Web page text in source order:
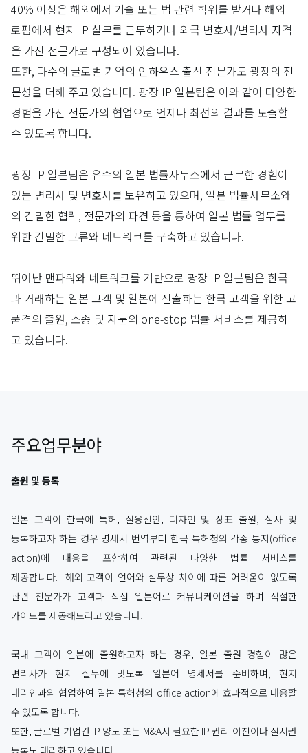
40% 이상은 해외에서 기술 또는 법 관련 학위를 받거나 해외
로펌에서 현지 IP 실무를 근무하거나 외국 변호사/변리사 자격
을 가진 전문가로 구성되어 있습니다.
또한, 다수의 글로벌 기업의 인하우스 출신 전문가도 광장의 전
문성을 더해 주고 있습니다. 광장 IP 일본팀은 이와 같이 다양한
경험을 가진 전문가의 협업으로 언제나 최선의 결과를 도출할
수 있도록 합니다.
광장 IP 일본팀은 유수의 일본 법률사무소에서 근무한 경험이
있는 변리사 및 변호사를 보유하고 있으며, 일본 법률사무소와
의 긴밀한 협력, 전문가의 파견 등을 통하여 일본 법률 업무를
위한 긴밀한 교류와 네트워크를 구축하고 있습니다.
뛰어난 맨파워와 네트워크를 기반으로 광장 IP 일본팀은 한국
과 거래하는 일본 고객 및 일본에 진출하는 한국 고객을 위한 고
품격의 출원, 소송 및 자문의 one-stop 법률 서비스를 제공하
고 있습니다.
주요업무분야
출원 및 등록
일본 고객이 한국에 특허, 실용신안, 디자인 및 상표 출원, 심사 및
등록하고자 하는 경우 명세서 번역부터 한국 특허청의 각종 통지(office
action)에 대응을 포함하여 관련된 다양한 법률 서비스를
제공합니다. 해외 고객이 언어와 실무상 차이에 따른 어려움이 없도록
관련 전문가가 고객과 직접 일본어로 커뮤니케이션을 하며 적절한
가이드를 제공해드리고 있습니다.
국내 고객이 일본에 출원하고자 하는 경우, 일본 출원 경험이 많은
변리사가 현지 실무에 맞도록 일본어 명세서를 준비하며, 현지
대리인과의 협업하여 일본 특허청의 office action에 효과적으로 대응할
수 있도록 합니다.
또한, 글로벌 기업간 IP 양도 또는 M&A시 필요한 IP 권리 이전이나 실시권